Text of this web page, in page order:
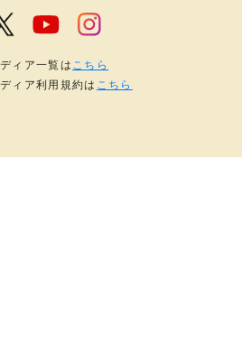
ィア一覧は こちら
ィア利用規約は こちら